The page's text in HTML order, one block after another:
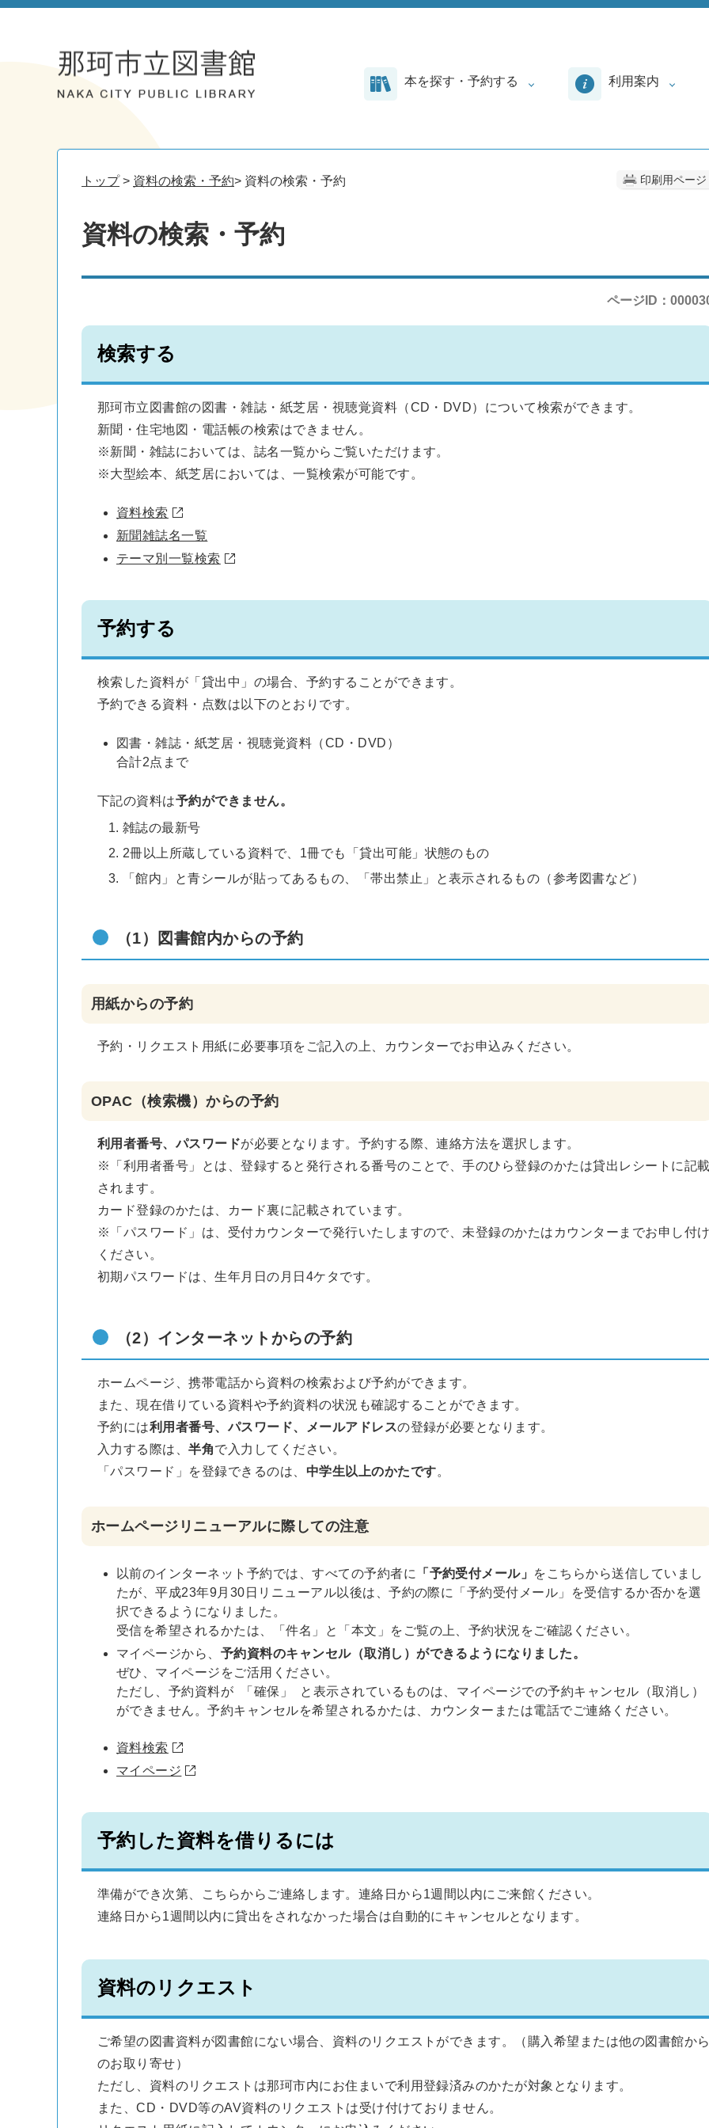
本を探す・予約する 利用案内
印刷用ページ
トップ> 資料の検索・予約> 資料の検索・予約
資料の検索・予約
ページID：
検索する
那珂市立図書館の図書・雑誌・紙芝居・視聴覚資料（CD・DVD）について検索ができます。
新聞・住宅地図・電話帳の検索はできません。
※新聞・雑誌においては、誌名一覧からご覧いただけます。
※大型絵本、紙芝居においては、一覧検索が可能です。
資料検索
新聞雑誌名一覧
テーマ別一覧検索
予約する
検索した資料が「貸出中」の場合、予約することができます。
予約できる資料・点数は以下のとおりです。
図書・雑誌・紙芝居・視聴覚資料（CD・DVD）
合計2点まで
下記の資料は予約ができません。
雑誌の最新号
2冊以上所蔵している資料で、1冊でも「貸出可能」状態のもの
「館内」と青シールが貼ってあるもの、「帯出禁止」と表示されるもの（参考図書など）
（1）図書館内からの予約
用紙からの予約
予約・リクエスト用紙に必要事項をご記入の上、カウンターでお申込みください。
OPAC（検索機）からの予約
利用者番号、パスワードが必要となります。予約する際、連絡方法を選択します。
※「利用者番号」とは、登録すると発行される番号のことで、手のひら登録のかたは貸出レシートに記
されます。
カード登録のかたは、カード裏に記載されています。
※「パスワード」は、受付カウンターで発行いたしますので、未登録のかたはカウンターまでお申し付
ください。
初期パスワードは、生年月日の月日4ケタです。
（2）インターネットからの予約
ホームページ、携帯電話から資料の検索および予約ができます。
また、現在借りている資料や予約資料の状況も確認することができます。
予約には利用者番号、パスワード、メールアドレスの登録が必要となります。
入力する際は、半角で入力してください。
「パスワード」を登録できるのは、 中学生以上のかたです。
ホームページリニューアルに際しての注意
以前のインターネット予約では、すべての予約者に 「予約受付メール」 をこちらから送信していまし
たが、平成23年9月30日リニューアル以後は、予約の際に「予約受付メール」を受信するか否かを選
択できるようになりました。
受信を希望されるかたは、「件名」と「本文」をご覧の上、予約状況をご確認ください。
マイページから、 予約資料のキャンセル（取消し）ができるようになりました。
ぜひ、マイページをご活用ください。
ただし、予約資料が 「確保」 と表示されているものは、マイページでの予約キャンセル（取消し）
ができません。予約キャンセルを希望されるかたは、カウンターまたは電話でご連絡ください。
資料検索
マイページ
予約した資料を借りるには
準備ができ次第、こちらからご連絡します。連絡日から1週間以内にご来館ください。
連絡日から1週間以内に貸出をされなかった場合は自動的にキャンセルとなります。
資料のリクエスト
ご希望の図書資料が図書館にない場合、資料のリクエストができます。（購入希望または他の図書館か
のお取り寄せ）
ただし、資料のリクエストは那珂市内にお住まいで利用登録済みのかたが対象となります。
また、CD・DVD等のAV資料のリクエストは受け付けておりません。